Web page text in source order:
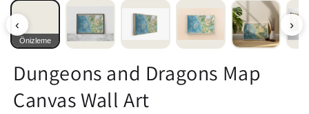
‹ ›
Önizleme
Dungeons and Dragons Map
Canvas Wall Art